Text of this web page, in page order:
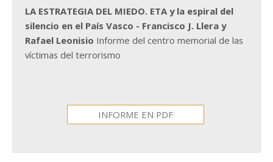
LA ESTRATEGIA DEL MIEDO. ETA y la espiral del
silencio en el País Vasco - Francisco J. Llera y
Rafael Leonisio Informe del centro memorial de las
víctimas del terrorismo
INFORME EN PDF